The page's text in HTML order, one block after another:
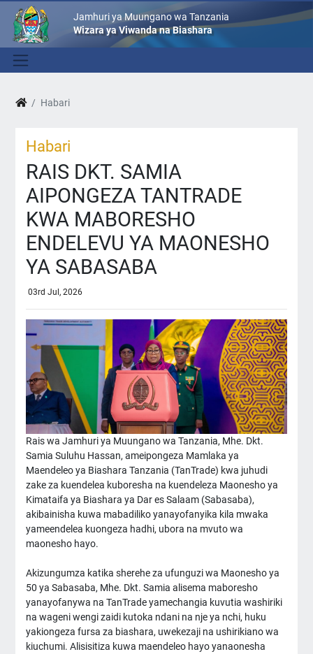
Jamhuri ya Muungano wa Tanzania
Wizara ya Viwanda na Biashara
Habari
Habari
RAIS DKT. SAMIA
AIPONGEZA TANTRADE
KWA MABORESHO
ENDELEVU YA MAONESHO
YA SABASABA
03rd Jul, 2026
Rais wa Jamhuri ya Muungano wa Tanzania, Mhe. Dkt.
Samia Suluhu Hassan, ameipongeza Mamlaka ya
Maendeleo ya Biashara Tanzania (TanTrade) kwa juhudi
zake za kuendelea kuboresha na kuendeleza Maonesho ya
Kimataifa ya Biashara ya Dar es Salaam (Sabasaba),
akibainisha kuwa mabadiliko yanayofanyika kila mwaka
yameendelea kuongeza hadhi, ubora na mvuto wa
maonesho hayo.
Akizungumza katika sherehe za ufunguzi wa Maonesho ya
50 ya Sabasaba, Mhe. Dkt. Samia alisema maboresho
yanayofanywa na TanTrade yamechangia kuvutia washiriki
na wageni wengi zaidi kutoka ndani na nje ya nchi, huku
yakiongeza fursa za biashara, uwekezaji na ushirikiano wa
kiuchumi. Alisisitiza kuwa maendeleo hayo yanaonesha